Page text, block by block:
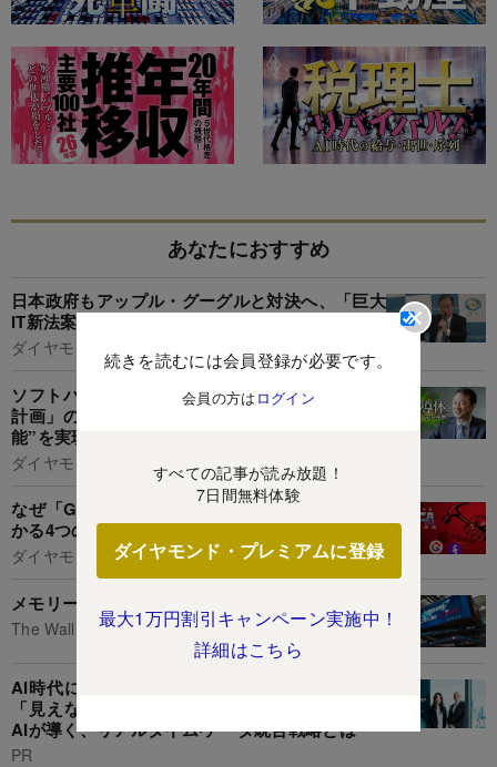
続きを読むには会員登録が必要です。
会員の方は ログイン
すべての記事が読み放題！
7日間無料体験
ダイヤモンド・プレミアムに登録
最大1万円割引キャンペーン実施中！
詳細はこちら
あなたにおすすめ
日本政府もアップル・グーグルと対決へ、「巨大
IT新法案」にアップルは猛反発
ダイヤモンド編集部,村井令二
ソフトバンク宮川社長が「生成AI・GAFAM対抗
計画」の全貌を初披露、孫正義氏の夢“人工超知
能”を実現へ
ダイヤモンド編集部,村井令二
なぜ「GAFA解体」が叫ばれる?知識ゼロからわ
かる4つのQ&A
ダイヤモンド編集部,杉本りうこ
メモリーチップ不足解消、ほぼ不可能な理由
The Wall Street Journal
AI時代に勝つグローバル経営の条件:海外拠点の
「見えない経営」からの脱却。「二層ERP」と
AIが導く、リアルタイム·データ統合戦略とは
PR